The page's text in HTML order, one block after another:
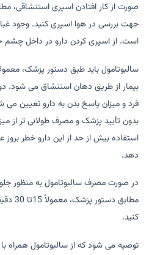
صورت از کار افتادن اسپری استنشاقی،
جهت بررسی در هوا اسپری کنید. وجود
است. از اسپری کردن دارو در داخل چشم
بیمار از طریق دهان استنشاق می شود.
فرد و میزان پاسخ بدن به دارو تعیین می
بدون تأیید پزشک و مصرف طولانی تر از
استفاده بیش از حد از این دارو خطر
دهد.
در صورت مصرف سالبوتامول به منظور
کنید.
توصیه می شود که از سالبوتامول